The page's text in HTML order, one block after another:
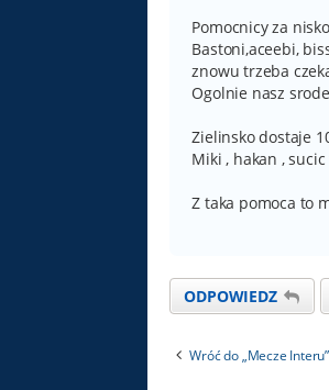
Pomocnicy za
Bastoni,aceebi,
znowu trzeba
Ogolnie nasz
Zielinsko dostaje
Miki , hakan ,
Z taka pomoca to
ODPOWIEDZ
Wróć do „Mecze Interu”